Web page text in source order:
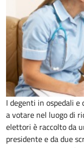
I degenti in ospedali e
a votare nel luogo di
elettori è raccolto da
presidente e da due